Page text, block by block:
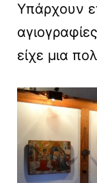
Υπάρχουν
είχε μια